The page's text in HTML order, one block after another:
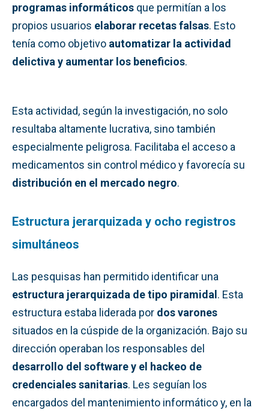
programas informáticos que permitían a los
propios usuarios elaborar recetas falsas. Esto
tenía como objetivo automatizar la actividad
delictiva y aumentar los beneficios.
Esta actividad, según la investigación, no solo
resultaba altamente lucrativa, sino también
especialmente peligrosa. Facilitaba el acceso a
medicamentos sin control médico y favorecía su
distribución en el mercado negro.
Estructura jerarquizada y ocho registros
simultáneos
Las pesquisas han permitido identificar una
estructura jerarquizada de tipo piramidal. Esta
estructura estaba liderada por dos varones
situados en la cúspide de la organización. Bajo su
dirección operaban los responsables del
desarrollo del software y el hackeo de
credenciales sanitarias. Les seguían los
encargados del mantenimiento informático y, en la